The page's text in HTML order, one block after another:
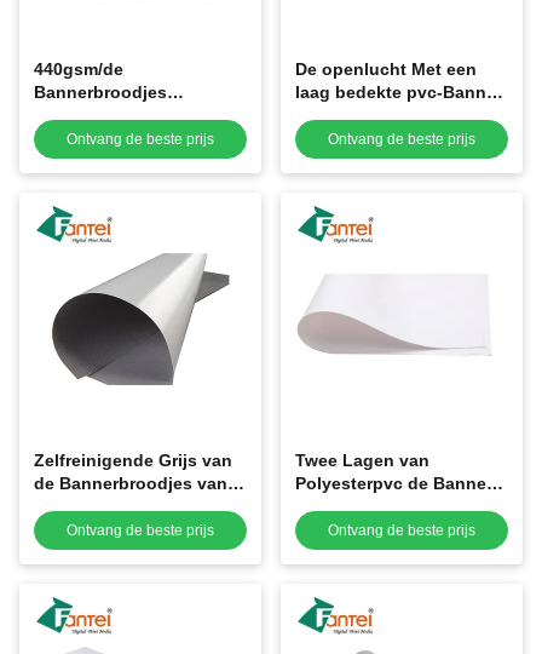
440gsm/de
Bannerbroodjes
Cold Laminated van pvc
van 510gsm Openlucht
Ontvang de beste prijs
De openlucht Met een
laag bedekte pvc-Banner
Frontlit 440g/510g/610g
Ontvang de beste prijs
Zelfreinigende Grijs van
de Bannerbroodjes van
het openlucht 5 Meter
Ontvang de beste prijs
Twee Lagen van
Polyesterpvc de Banner
280gsm 8oz
Ontvang de beste prijs